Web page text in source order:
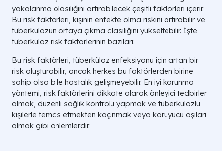
yakalanma olasılığını artırabilecek çeşitli faktörleri içerir.
Bu risk faktörleri, kişinin enfekte olma riskini artırabilir ve
tüberkülozun ortaya çıkma olasılığını yükseltebilir. İşte
tüberküloz risk faktörlerinin bazıları:
Bu risk faktörleri, tüberküloz enfeksiyonu için artan bir
risk oluşturabilir, ancak herkes bu faktörlerden birine
sahip olsa bile hastalık gelişmeyebilir. En iyi korunma
yöntemi, risk faktörlerini dikkate alarak önleyici tedbirler
almak, düzenli sağlık kontrolü yapmak ve tüberkülozlu
kişilerle temas etmekten kaçınmak veya koruyucu aşıları
almak gibi önlemlerdir.